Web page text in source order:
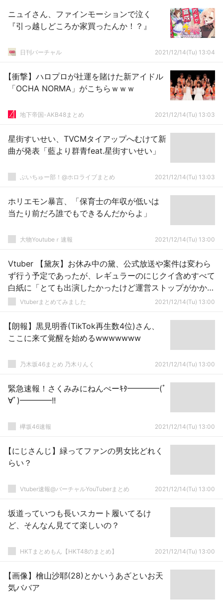
ニュイさん、ファインモーションで泣く
『引っ越しどころか家買ったんか！？』
日刊バーチャル 2021/12/14(Tu) 13:04
【衝撃】ハロプロが社運を賭けた新アイドル
「OCHA NORMA」がこちらｗｗｗ
地下帝国-AKB48まとめ 2021/12/14(Tu) 13:03
星街すいせい、TVCMタイアップへむけて新
曲が発表「藍より群青feat.星街すいせい」
ぶいちゅー部！@ホロライブまとめ 2021/12/14(Tu) 13:03
ホリエモン暴言、「保育士の年収が低いは
当たり前だろ誰でもできるんだからよ」
大物Youtubeｒ速報 2021/12/14(Tu) 13:00
Vtuber 【黛灰】お休み中の黛、公式放送や案件は変わら
ず行う予定であったが、レギュラーのにじクイ含めすべて
白紙に「とても出演したかったけど運営ストップがかかっ
た」Vtuberまとめてみました 2021/12/14(Tu) 13:00
【朗報】黒見明香(TikTok再生数4位)さん、
ここに来て覚醒を始めるwwwwwww
乃木坂46まとめ 乃木りんく 2021/12/14(Tu) 13:00
緊急速報！さくみみにねんぺーｷﾀ━━━━(ﾟ
∀ﾟ)━━━━!!
欅坂46速報 2021/12/14(Tu) 13:00
【にじさんじ】緑ってファンの男女比どれく
らい？
Vtuber速報@バーチャルYouTuberまとめ 2021/12/14(Tu) 13:00
坂道っていつも長いスカート履いてるけ
ど、そんなん見てて楽しいの？
HKTまとめもん【HKT48のまとめ】 2021/12/14(Tu) 13:00
【画像】檜山沙耶(28)とかいうあざといお天
気ババア